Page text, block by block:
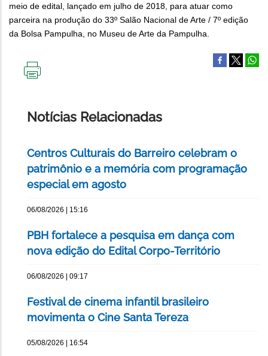
meio de edital, lançado em julho de 2018, para atuar como
parceira na produção do 33º Salão Nacional de Arte / 7º edição
da Bolsa Pampulha, no Museu de Arte da Pampulha.
Notícias Relacionadas
Centros Culturais do Barreiro celebram o
patrimônio e a memória com programação
especial em agosto
06/08/2026 | 15:16
PBH fortalece a pesquisa em dança com
nova edição do Edital Corpo-Território
06/08/2026 | 09:17
Festival de cinema infantil brasileiro
movimenta o Cine Santa Tereza
05/08/2026 | 16:54